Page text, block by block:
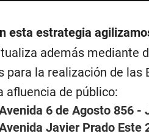
esta estrategia
además mediante
para la realización de las
afluencia de público:
6 de Agosto 856 -
Javier Prado Este